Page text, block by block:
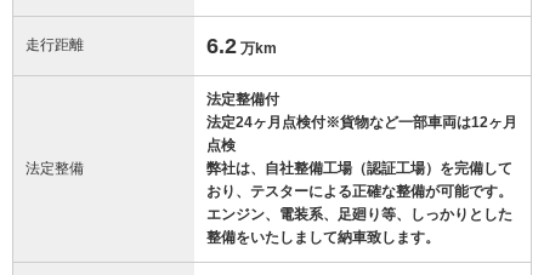
走行距離 6.2 万km
法定整備
法定整備付
法定24ヶ月点検付※貨物など一部車両は12ヶ月
点検
弊社は、自社整備工場（認証工場）を完備して
おり、テスターによる正確な整備が可能です。
エンジン、電装系、足廻り等、しっかりとした
整備をいたしまして納車致します。